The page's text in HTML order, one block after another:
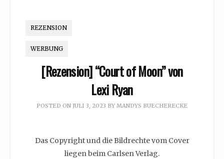
REZENSION
WERBUNG
[Rezension] “Court of Moon” von
Lexi Ryan
POSTED ON JULI 3, 2023 BY MANDYS BUECHERECKE
Das Copyright und die Bildrechte vom Cover
liegen beim Carlsen Verlag.